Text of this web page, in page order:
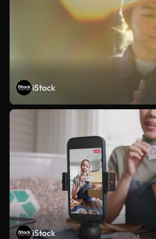
iStock
iStock